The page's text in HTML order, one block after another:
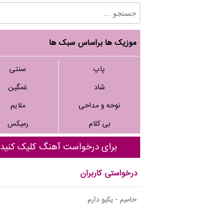
موزیک ها براساس سبک ها
پاپ
سنتی
شاد
غمگین
نوحه و مداحی
ملایم
بی کلام
رمیکس
برای درخواست آهنگ کلیک کنید
درخواستی کاربران
حامیم - یکیو دارم